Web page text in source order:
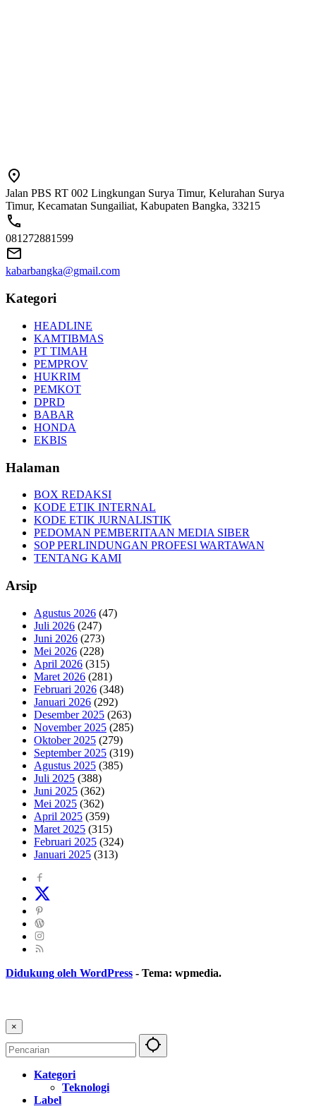
Jalan PBS RT 002 Lingkungan Surya Timur, Kelurahan Surya
Timur, Kecamatan Sungailiat, Kabupaten Bangka, 33215
081272881599
kabarbangka@gmail.com
Kategori
HEADLINE
KAMTIBMAS
PT TIMAH
PEMPROV
HUKRIM
PEMKOT
DPRD
BABAR
HONDA
EKBIS
Halaman
BOX REDAKSI
KODE ETIK INTERNAL
KODE ETIK JURNALISTIK
PEDOMAN PEMBERITAAN MEDIA SIBER
SOP PERLINDUNGAN PROFESI WARTAWAN
TENTANG KAMI
Arsip
Agustus 2026 (47)
Juli 2026 (247)
Juni 2026 (273)
Mei 2026 (228)
April 2026 (315)
Maret 2026 (281)
Februari 2026 (348)
Januari 2026 (292)
Desember 2025 (263)
November 2025 (285)
Oktober 2025 (279)
September 2025 (319)
Agustus 2025 (385)
Juli 2025 (388)
Juni 2025 (362)
Mei 2025 (362)
April 2025 (359)
Maret 2025 (315)
Februari 2025 (324)
Januari 2025 (313)
Didukung oleh WordPress - Tema: wpmedia.
×
Kategori
Teknologi
Label